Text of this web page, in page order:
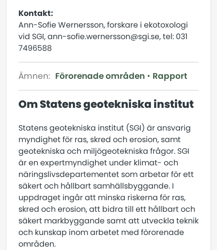
Kontakt:
Ann-Sofie Wernersson, forskare i ekotoxologi
vid SGI, ann-sofie.wernersson@sgi.se, tel: 031
7496588
Ämnen: Förorenade områden Rapport
Om Statens geotekniska institut
Statens geotekniska institut (SGI) är ansvarig
myndighet för ras, skred och erosion, samt
geotekniska och miljögeotekniska frågor. SGI
är en expertmyndighet under klimat- och
näringslivsdepartementet som arbetar för ett
säkert och hållbart samhällsbyggande. I
uppdraget ingår att minska riskerna för ras,
skred och erosion, att bidra till ett hållbart och
säkert markbyggande samt att utveckla teknik
och kunskap inom arbetet med förorenade
områden.